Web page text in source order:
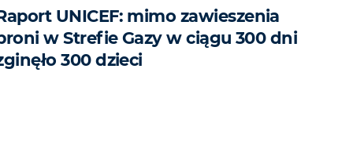
UNICEF: mimo zawieszenia
w Strefie Gazy w ciągu 300 dni
300 dzieci